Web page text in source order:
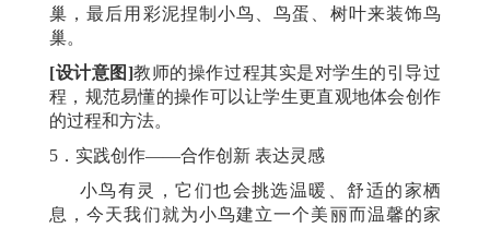
巢，最后用彩泥捏制小鸟、鸟蛋、树叶来装饰鸟
巢。
[设计意图]教师的操作过程其实是对学生的引导过
程，规范易懂的操作可以让学生更直观地体会创作
的过程和方法。
5．实践创作——合作创新 表达灵感
小鸟有灵，它们也会挑选温暖、舒适的家栖
息，今天我们就为小鸟建立一个美丽而温馨的家